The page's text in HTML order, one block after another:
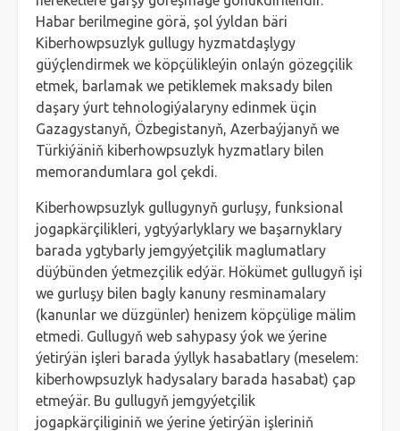
Habar berilmegine görä, şol ýyldan bäri
Kiberhowpsuzlyk gullugy hyzmatdaşlygy
güýçlendirmek we köpçülikleýin onlaýn gözegçilik
etmek, barlamak we petiklemek maksady bilen
daşary ýurt tehnologiýalaryny edinmek üçin
Gazagystanyň, Özbegistanyň, Azerbaýjanyň we
Türkiýäniň kiberhowpsuzlyk hyzmatlary bilen
memorandumlara gol çekdi.
Kiberhowpsuzlyk gullugynyň gurluşy, funksional
jogapkärçilikleri, ygtyýarlyklary we başarnyklary
barada ygtybarly jemgyýetçilik maglumatlary
düýbünden ýetmezçilik edýär. Hökümet gullugyň işi
we gurluşy bilen bagly kanuny resminamalary
(kanunlar we düzgünler) henizem köpçülige mälim
etmedi. Gullugyň web sahypasy ýok we ýerine
ýetirýän işleri barada ýyllyk hasabatlary (meselem:
kiberhowpsuzlyk hadysalary barada hasabat) çap
etmeýär. Bu gullugyň jemgyýetçilik
jogapkärçiliginiň we ýerine ýetirýän işleriniň